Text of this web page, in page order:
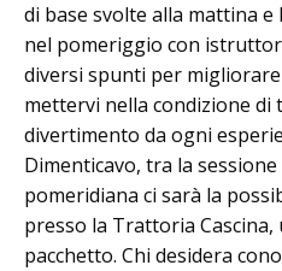
di base svolte alla mattina e
nel pomeriggio con
diversi spunti per
mettervi nella condizione di
divertimento da ogni
Dimenticavo, tra la
pomeridiana ci sarà la
presso la Trattoria
pacchetto. Chi desidera